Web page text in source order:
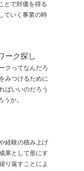
とで対価を得る
ていく事業の時
ーク探し
クってなんだろ
みつけるために
ばいいのだろう
か。
経験の積み上げ
果として形にす
り返すことによ